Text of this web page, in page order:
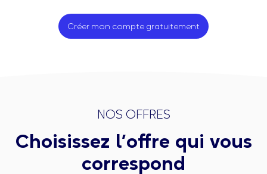
Créer mon compte gratuitement
NOS OFFRES
Choisissez l’offre qui vous
correspond